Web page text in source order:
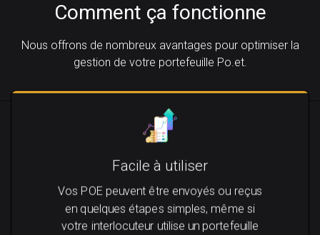
Comment ça fonctionne
Nous offrons de nombreux avantages pour optimiser la
gestion de votre portefeuille Po.et.
Facile à utiliser
Vos POE peuvent être envoyés ou reçus
en quelques étapes simples, même si
votre interlocuteur utilise un portefeuille